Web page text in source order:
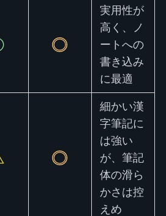
実用性が
高く、ノ
ートへの
書き込み
に最適
細かい漢
字筆記に
は強い
が、筆記
体の滑ら
かさは控
えめ